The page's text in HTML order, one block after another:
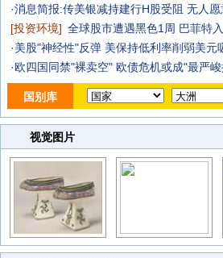
·消息简报:传美银减持建行H股受阻 无人
[投资环境] 全球股市遭遇黑色1周 巴菲特
·美股"神经性"反弹 美保持低利率削弱美元
·欧四国同禁"裸卖空" 欧债危机或成"最严
国别库
视觉图片